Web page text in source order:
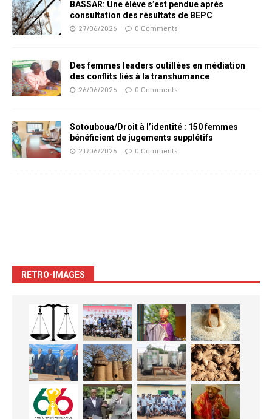
BASSAR: Une élève s’est pendue après
consultation des résultats de BEPC
27/06/2026 0 Comments
Des femmes leaders outillées en médiation
des conflits liés à la transhumance
26/06/2026 0 Comments
Sotouboua/Droit à l’identité : 150 femmes
bénéficient de jugements supplétifs
21/06/2026 0 Comments
RETRO-IMAGES